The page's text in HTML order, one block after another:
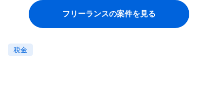
フリーランスの案件を見る
税金